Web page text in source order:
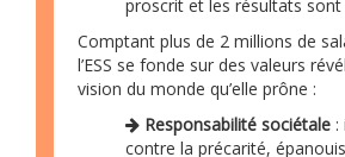
proscrit et les résultats sont
Comptant plus de 2 millions de
l’ESS se fonde sur des valeurs
vision du monde qu’elle prône :
Responsabilité sociétale :
contre la précarité,